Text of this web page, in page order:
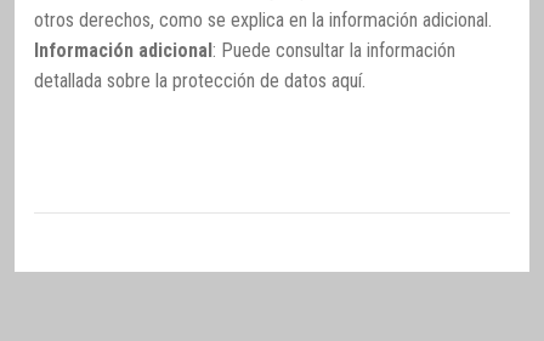
otros derechos, como se explica en la información adicional.
Información adicional: Puede consultar la información
detallada sobre la protección de datos aquí.